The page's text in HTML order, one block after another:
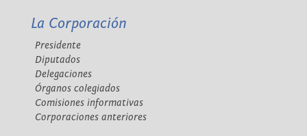
La Corporación
Presidente
Diputados
Delegaciones
Órganos colegiados
Comisiones informativas
Corporaciones anteriores